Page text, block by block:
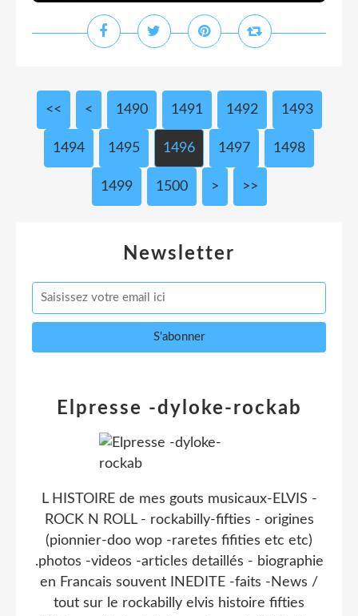
<< < 1400
1410
1420
1430
1440
1450
1460
1470
1480
1490 1491 1492 1493
1494 1495 1496 1497 1498
1499 1500 1600
1700
1800
1900
2000
2100
2200
2300
2400
2500
2600
2700
2800
2900
3000
> >>
Newsletter
Elpresse -dyloke-rockab
L HISTOIRE de mes gouts musicaux-ELVIS -
ROCK N ROLL - rockabilly-fifties - origines
(pionnier-doo wop -raretes fifities etc etc)
.photos -videos -articles detaillés - biographie
en Francais souvent INEDITE -faits -News /
tout sur le rockabilly elvis histoire fifties